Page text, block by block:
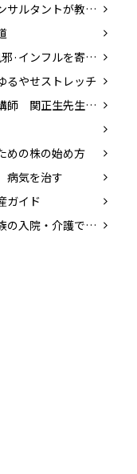
【連載】トップコンサルタントが教える！！ 「成功する転職」の方法
【連載】コロナ·風邪·インフルを寄せつけない体をつくろう!
るやせストレッチ
【連載】カリスマ講師 関正生先生の前置詞を学ぼう！
めの株の始め方
病気を治す
ガイド
【連載】大切な家族の入院・介護でやるべきこと